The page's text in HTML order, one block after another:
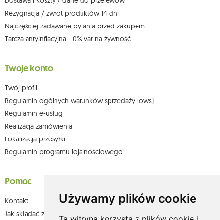
Używamy plików cookie
Więcej informacji: www.mouton.pl/ODO
Rezygnacja / zwrot produktów 14 dni
Najczęściej zadawane pytania przed zakupem
Tarcza antyinflacyjna - 0% vat na żywność
Twoje konto
Twój profil
Regulamin ogólnych warunków sprzedaży (ows)
Regulamin e-usług
Realizacja zamówienia
Lokalizacja przesyłki
Regulamin programu lojalnościowego
Pomoc
Kontakt
Jak składać zamówienia w sklepie olium.pl?